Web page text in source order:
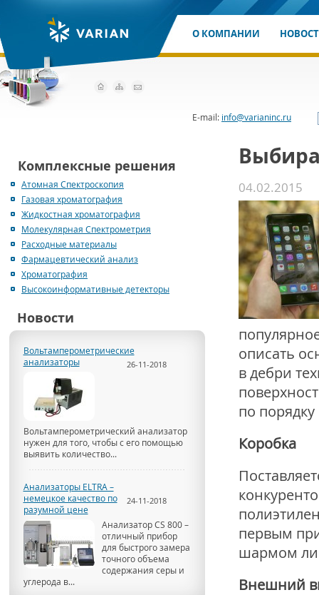
О КОМПАНИИ
E-mail: info@varianinc.ru
Комплексные решения
Атомная Спектроскопия
Газовая хроматография
Жидкостная хроматография
Молекулярная Спектрометрия
Расходные материалы
Фармацевтический анализ
Хроматография
Высокоинформативные детекторы
Новости
Вольтамперометрические
анализаторы
26-11-2018
Вольтамперометрический анализатор
нужен для того, чтобы с его помощью
выявить количество...
Анализаторы ELTRA –
немецкое качество по
разумной цене
24-11-2018
Анализатор CS 800 –
отличный прибор
для быстрого замера
точного объема
содержания серы и
углерода в...
04.02.2015
описать
в дебри
по порядку
Коробка
первым
шармом
Внешний